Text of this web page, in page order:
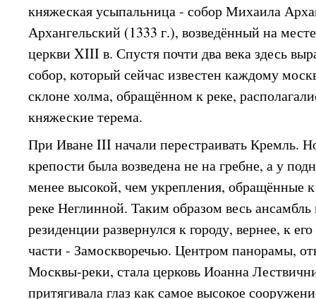
княжеская усыпальница - собор Михаила
Архангельский (1333 г.), возведённый на
церкви XIII в. Спустя почти два века здесь
собор, который сейчас известен каждому
склоне холма, обращённом к реке,
княжеские терема.
При Иване III начали перестраивать Кремль.
крепости была возведена не на гребне, а у
менее высокой, чем укрепления, обращённые
реке Неглинной. Таким образом весь
резиденции развернулся к городу, вернее, к
части - Замоскворечью. Центром панорамы,
Москвы-реки, стала церковь Иоанна
притягивала глаз как самое высокое